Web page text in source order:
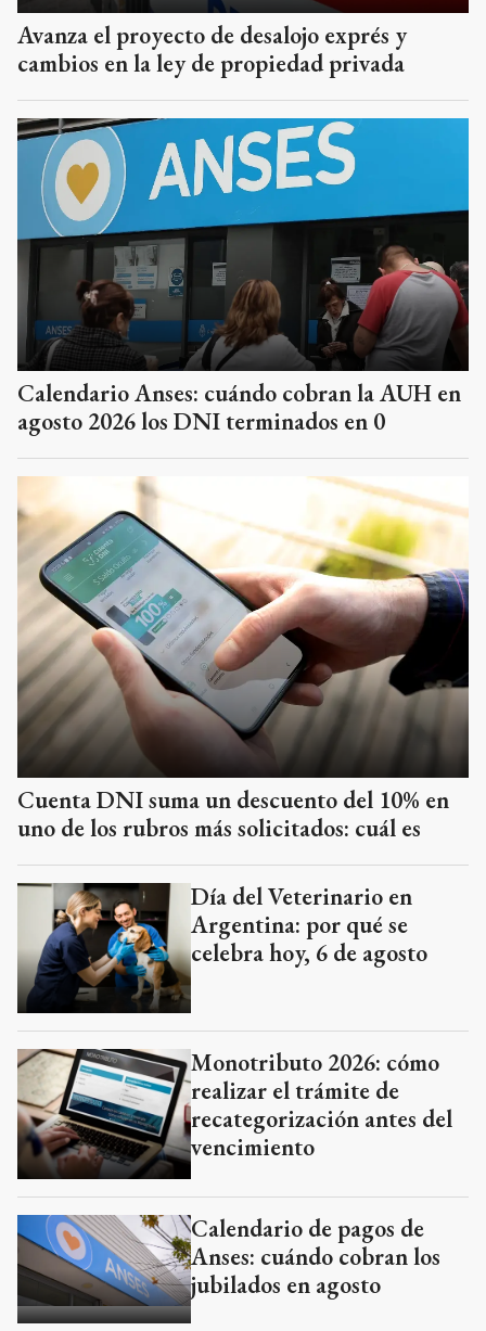
Avanza el proyecto de desalojo exprés y
cambios en la ley de propiedad privada
Calendario Anses: cuándo cobran la AUH en
agosto 2026 los DNI terminados en 0
Cuenta DNI suma un descuento del 10% en
uno de los rubros más solicitados: cuál es
Día del Veterinario en
Argentina: por qué se
celebra hoy, 6 de agosto
Monotributo 2026: cómo
realizar el trámite de
recategorización antes del
vencimiento
Calendario de pagos de
Anses: cuándo cobran los
jubilados en agosto